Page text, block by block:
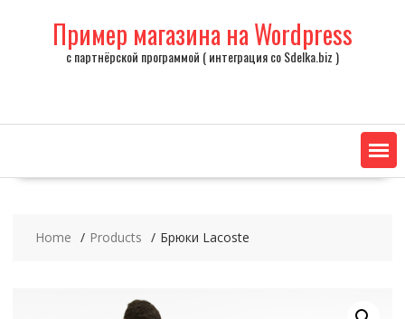
Пример магазина на Wordpress
с партнёрской программой ( интеграция со Sdelka.biz )
Home Products Брюки Lacoste